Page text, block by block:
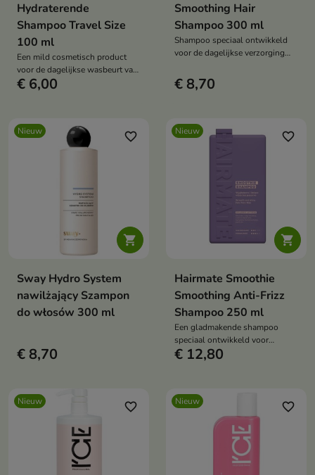
Hydraterende
Shampoo Travel Size
100 ml
Een mild cosmetisch product
voor de dagelijkse wasbeurt van
haar en hoofdhuid.
€ 6,00
Smoothing Hair
Shampoo 300 ml
Shampoo speciaal ontwikkeld
voor de dagelijkse verzorging
haar.
€ 8,70
Nieuw

favorite_border
Sway Hydro System
nawilżający Szampon
do włosów 300 ml
€ 8,70
Nieuw

favorite_border
Hairmate Smoothie
Smoothing Anti-Frizz
Shampoo 250 ml
Een gladmakende shampoo
speciaal ontwikkeld voor
weerbarstig, droog en pluizig
€ 12,80
Nieuw favorite_border Nieuw favorite_border